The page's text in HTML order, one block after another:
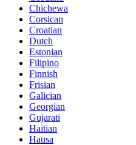
Chichewa
Corsican
Croatian
Dutch
Estonian
Filipino
Finnish
Frisian
Galician
Georgian
Gujarati
Haitian
Hausa